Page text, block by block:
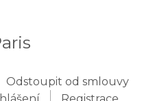
Odstoupit od smlouvy
Registrace